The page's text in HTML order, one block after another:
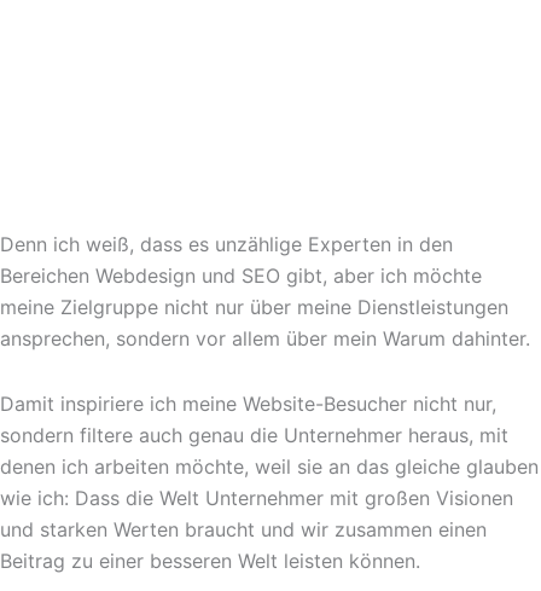
Denn ich weiß, dass es unzählige Experten in den
Bereichen Webdesign und SEO gibt, aber ich möchte
meine Zielgruppe nicht nur über meine Dienstleistungen
ansprechen, sondern vor allem über mein Warum dahinter.
Damit inspiriere ich meine Website-Besucher nicht nur,
sondern filtere auch genau die Unternehmer heraus, mit
denen ich arbeiten möchte, weil sie an das gleiche glauben
wie ich: Dass die Welt Unternehmer mit großen Visionen
und starken Werten braucht und wir zusammen einen
Beitrag zu einer besseren Welt leisten können.